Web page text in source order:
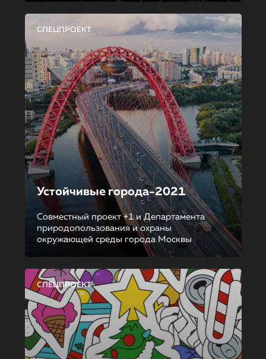
СПЕЦПРОЕКТ
Устойчивые города-2021
Совместный проект +1 и Департамента
природопользования и охраны
окружающей среды города Москвы
СПЕЦПРОЕКТ